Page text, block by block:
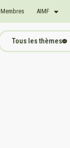
Membres AIMF
Tous les thèmes